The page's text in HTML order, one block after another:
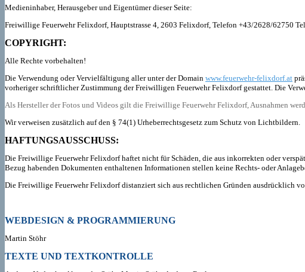
Medieninhaber, Herausgeber und Eigentümer dieser Seite:
Freiwillige Feuerwehr Felixdorf, Hauptstrasse 4, 2603 Felixdorf, Telefon +43/2628/62750
COPYRIGHT:
Alle Rechte vorbehalten!
Die Verwendung oder Vervielfältigung aller unter der Domain www.feuerwehr-felixdorf.at
vorheriger schriftlicher Zustimmung der Freiwilligen Feuerwehr Felixdorf gestattet. Die
Als Hersteller der Fotos und Videos gilt die Freiwillige Feuerwehr Felixdorf, Ausnahmen
Wir verweisen zusätzlich auf den § 74(1) Urheberrechtsgesetz zum Schutz von Lichtbildern.
HAFTUNGSAUSSCHUSS:
Die Freiwillige Feuerwehr Felixdorf haftet nicht für Schäden, die aus inkorrekten oder
Bezug habenden Dokumenten enthaltenen Informationen stellen keine Rechts- oder
Die Freiwillige Feuerwehr Felixdorf distanziert sich aus rechtlichen Gründen ausdrücklich
WEBDESIGN & PROGRAMMIERUNG
Martin Stöhr
TEXTE UND TEXTKONTROLLE